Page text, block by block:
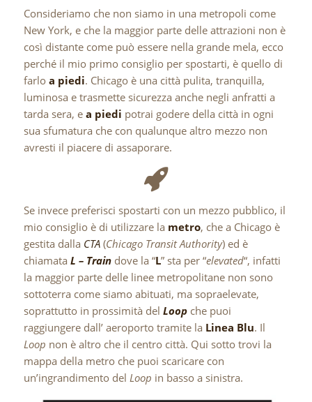
Consideriamo che non siamo in una metropoli come
New York, e che la maggior parte delle attrazioni non è
così distante come può essere nella grande mela, ecco
perché il mio primo consiglio per spostarti, è quello di
farlo a piedi. Chicago è una città pulita, tranquilla,
luminosa e trasmette sicurezza anche negli anfratti a
tarda sera, e a piedi potrai godere della città in ogni
sua sfumatura che con qualunque altro mezzo non
avresti il piacere di assaporare.
Se invece preferisci spostarti con un mezzo pubblico, il
mio consiglio è di utilizzare la metro, che a Chicago è
gestita dalla CTA(Chicago Transit Authority) ed è
chiamata L – Traindove la “L” sta per “elevated“, infatti
la maggior parte delle linee metropolitane non sono
sottoterra come siamo abituati, ma sopraelevate,
soprattutto in prossimità del Loopche puoi
raggiungere dall’ aeroporto tramite la Linea Blu. Il
Loop non è altro che il centro città. Qui sotto trovi la
mappa della metro che puoi scaricare con
un’ingrandimento del Loop in basso a sinistra.